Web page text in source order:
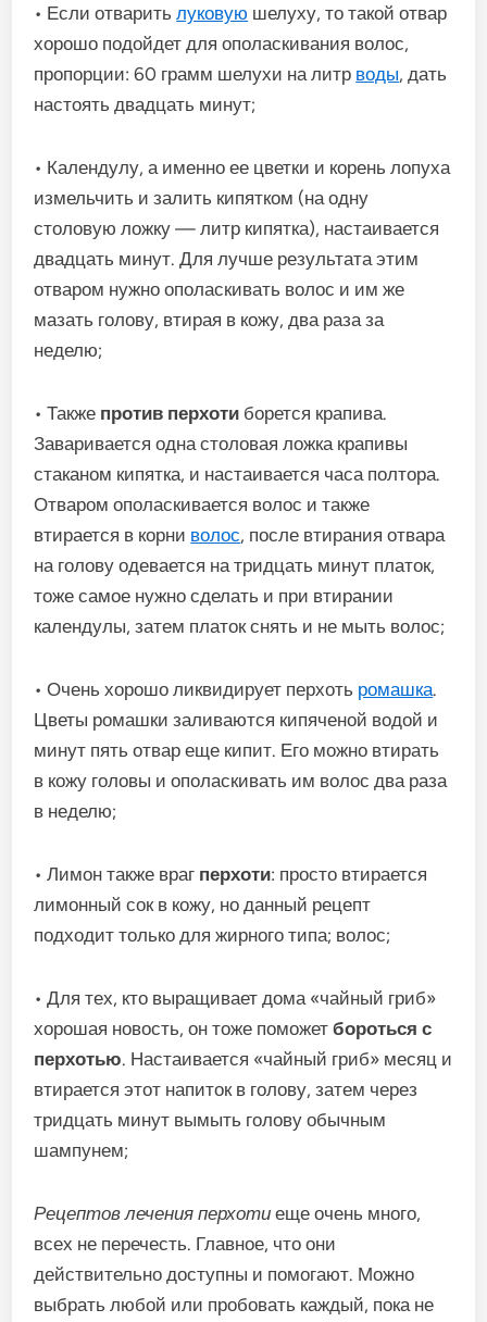
• Если отваритьлуковую шелуху, то такой отвар
хорошо подойдет для ополаскивания волос,
пропорции: 60 грамм шелухи на литр воды, дать
настоять двадцать минут;
• Календулу, а именно ее цветки и корень лопуха
измельчить и залить кипятком (на одну
столовую ложку — литр кипятка), настаивается
двадцать минут. Для лучше результата этим
отваром нужно ополаскивать волос и им же
мазать голову, втирая в кожу, два раза за
неделю;
• Также против перхоти борется крапива.
Заваривается одна столовая ложка крапивы
стаканом кипятка, и настаивается часа полтора.
Отваром ополаскивается волос и также
втирается в корни волос, после втирания отвара
на голову одевается на тридцать минут платок,
тоже самое нужно сделать и при втирании
календулы, затем платок снять и не мыть волос;
• Очень хорошо ликвидирует перхоть ромашка.
Цветы ромашки заливаются кипяченой водой и
минут пять отвар еще кипит. Его можно втирать
в кожу головы и ополаскивать им волос два раза
в неделю;
• Лимон также враг перхоти: просто втирается
лимонный сок в кожу, но данный рецепт
подходит только для жирного типа; волос;
• Для тех, кто выращивает дома «чайный гриб»
хорошая новость, он тоже поможетбороться с
перхотью. Настаивается «чайный гриб» месяц и
втирается этот напиток в голову, затем через
тридцать минут вымыть голову обычным
шампунем;
Рецептов лечения перхоти еще очень много,
всех не перечесть. Главное, что они
действительно доступны и помогают. Можно
выбрать любой или пробовать каждый, пока не